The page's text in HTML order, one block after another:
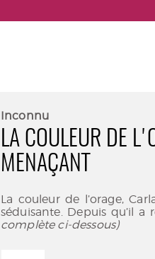
Inconnu
LA COULEUR DE
MENAÇANT
La couleur de l’orage,
séduisante. Depuis qu’il a
complète ci-dessous)